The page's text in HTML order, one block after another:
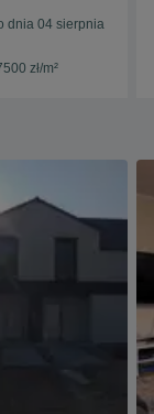
dnia 04 sierpnia
zł/m²